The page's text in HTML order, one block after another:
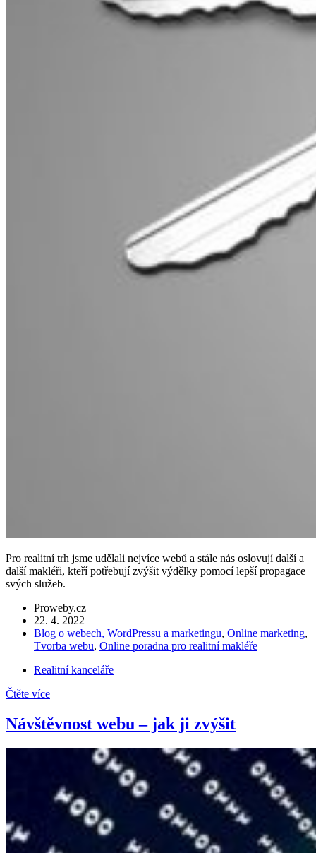
Pro realitní trh jsme udělali nejvíce webů a stále nás oslovují další a
další makléři, kteří potřebují zvýšit výdělky pomocí lepší propagace
svých služeb.
Proweby.cz
22. 4. 2022
Blog o webech, WordPressu a marketingu, Online marketing,
Tvorba webu, Online poradna pro realitní makléře
Realitní kanceláře
Čtěte více
Návštěvnost webu – jak ji zvýšit